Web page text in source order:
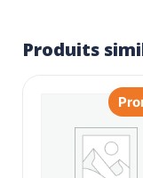
Produits